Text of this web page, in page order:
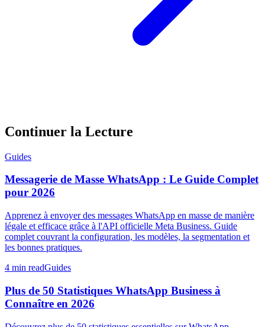
Continuer la Lecture
Guides
Messagerie de Masse WhatsApp : Le Guide Complet
pour 2026
Apprenez à envoyer des messages WhatsApp en masse de manière
légale et efficace grâce à l'API officielle Meta Business. Guide
complet couvrant la configuration, les modèles, la segmentation et
les bonnes pratiques.
4 min readGuides
Plus de 50 Statistiques WhatsApp Business à
Connaître en 2026